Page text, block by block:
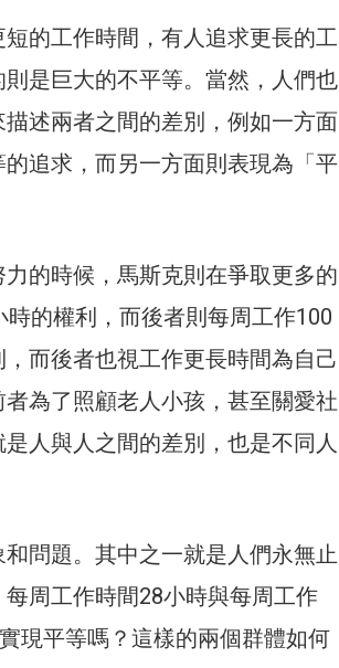
的工作時間，有人追求更長的工
是巨大的不平等。當然，人們也
述兩者之間的差別，例如一方面
追求，而另一方面則表現為「平
的時候，馬斯克則在爭取更多的
的權利，而後者則每周工作100
而後者也視工作更長時間為自己
為了照顧老人小孩，甚至關愛社
人與人之間的差別，也是不同人
問題。其中之一就是人們永無止
周工作時間28小時與每周工作
現平等嗎？這樣的兩個群體如何